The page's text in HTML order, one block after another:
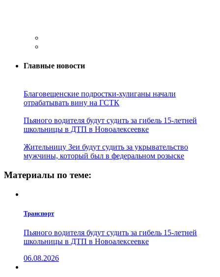
Главные новости
Благовещенские подростки-хулиганы начали
отрабатывать вину на ГСТК
Пьяного водителя будут судить за гибель 15-летней
школьницы в ДТП в Новоалексеевке
Жительницу Зеи будут судить за укрывательство
мужчины, который был в федеральном розыске
Материалы по теме:
Транспорт
Пьяного водителя будут судить за гибель 15-летней
школьницы в ДТП в Новоалексеевке
06.08.2026